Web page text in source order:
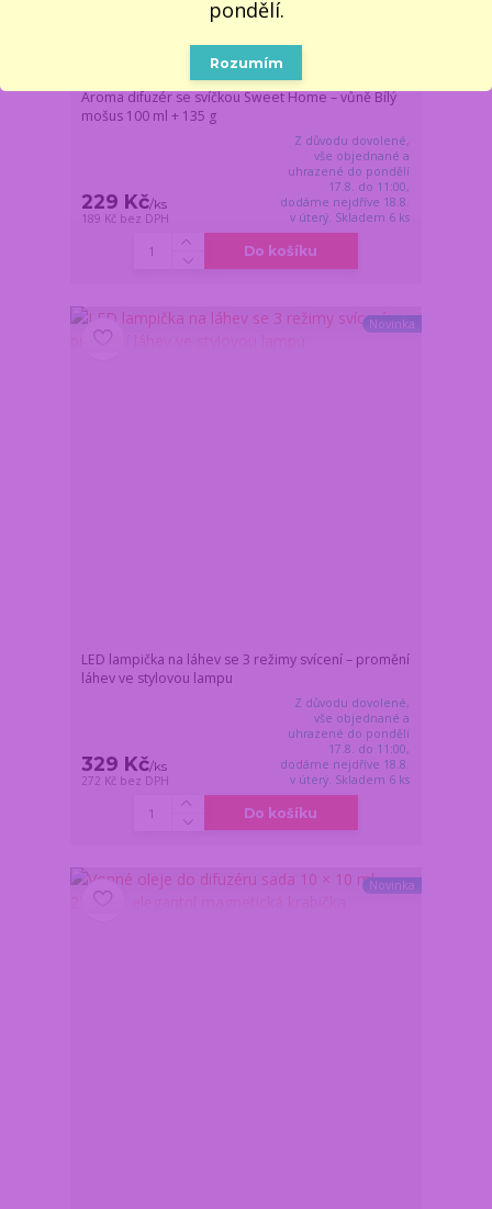
Aroma difuzér se svíčkou Sweet Home – vůně Bílý
mošus 100 ml + 135 g
229 Kč/ks
189 Kč bez DPH
Z důvodu dovolené,
vše objednané a
uhrazené do pondělí
17.8. do 11:00,
dodáme nejdříve 18.8.
v úterý. Skladem 6 ks
Do košíku
Novinka
LED lampička na láhev se 3 režimy svícení – promění
láhev ve stylovou lampu
329 Kč/ks
272 Kč bez DPH
Z důvodu dovolené,
vše objednané a
uhrazené do pondělí
17.8. do 11:00,
dodáme nejdříve 18.8.
v úterý. Skladem 6 ks
Do košíku
Novinka
pondělí.
Rozumím